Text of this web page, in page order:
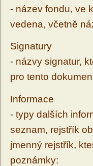
- název fondu, ve
vedena, včetně
Signatury
- názvy signatur,
pro tento
Informace
- typy dalších
seznam, rejstřík
jmenný rejstřík,
poznámky: